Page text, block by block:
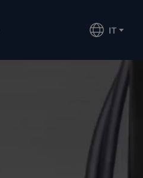
IT